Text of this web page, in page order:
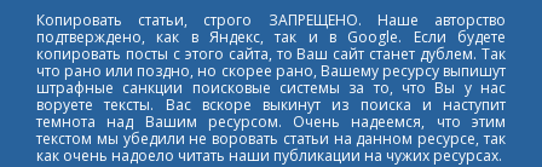
Копировать статьи, строго ЗАПРЕЩЕНО. Наше авторство
подтверждено, как в Яндекс, так и в Google. Если будете
копировать посты с этого сайта, то Ваш сайт станет дублем. Так
что рано или поздно, но скорее рано, Вашему ресурсу выпишут
штрафные санкции поисковые системы за то, что Вы у нас
воруете тексты. Вас вскоре выкинут из поиска и наступит
темнота над Вашим ресурсом. Очень надеемся, что этим
текстом мы убедили не воровать статьи на данном ресурсе, так
как очень надоело читать наши публикации на чужих ресурсах.